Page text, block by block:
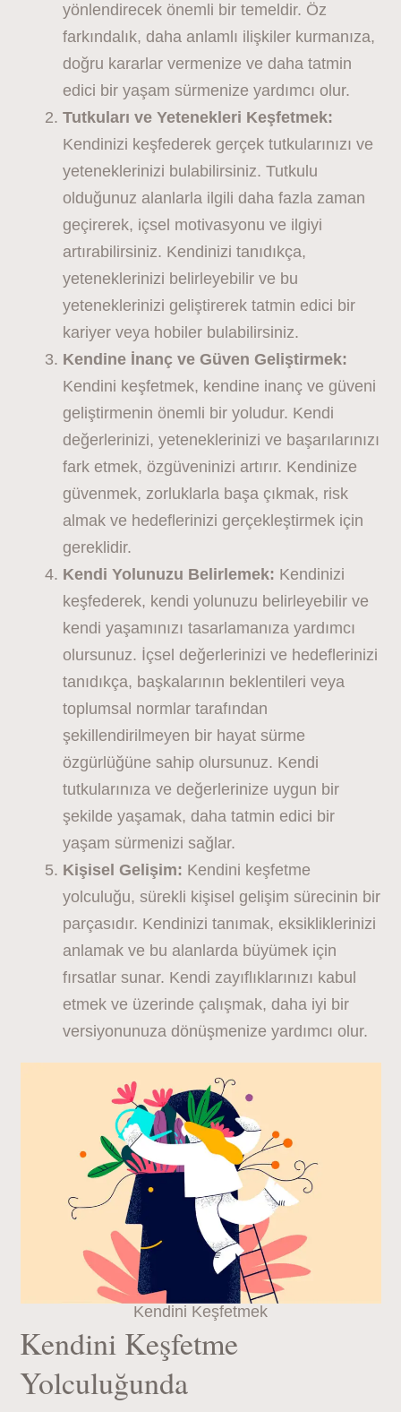
yönlendirecek önemli bir temeldir. Öz
farkındalık, daha anlamlı ilişkiler kurmanıza,
doğru kararlar vermenize ve daha tatmin
edici bir yaşam sürmenize yardımcı olur.
Tutkuları ve Yetenekleri Keşfetmek:
Kendinizi keşfederek gerçek tutkularınızı ve
yeteneklerinizi bulabilirsiniz. Tutkulu
olduğunuz alanlarla ilgili daha fazla zaman
geçirerek, içsel motivasyonu ve ilgiyi
artırabilirsiniz. Kendinizi tanıdıkça,
yeteneklerinizi belirleyebilir ve bu
yeteneklerinizi geliştirerek tatmin edici bir
kariyer veya hobiler bulabilirsiniz.
Kendine İnanç ve Güven Geliştirmek:
Kendini keşfetmek, kendine inanç ve güveni
geliştirmenin önemli bir yoludur. Kendi
değerlerinizi, yeteneklerinizi ve başarılarınızı
fark etmek, özgüveninizi artırır. Kendinize
güvenmek, zorluklarla başa çıkmak, risk
almak ve hedeflerinizi gerçekleştirmek için
gereklidir.
Kendi Yolunuzu Belirlemek: Kendinizi
keşfederek, kendi yolunuzu belirleyebilir ve
kendi yaşamınızı tasarlamanıza yardımcı
olursunuz. İçsel değerlerinizi ve hedeflerinizi
tanıdıkça, başkalarının beklentileri veya
toplumsal normlar tarafından
şekillendirilmeyen bir hayat sürme
özgürlüğüne sahip olursunuz. Kendi
tutkularınıza ve değerlerinize uygun bir
şekilde yaşamak, daha tatmin edici bir
yaşam sürmenizi sağlar.
Kişisel Gelişim: Kendini keşfetme
yolculuğu, sürekli kişisel gelişim sürecinin bir
parçasıdır. Kendinizi tanımak, eksikliklerinizi
anlamak ve bu alanlarda büyümek için
fırsatlar sunar. Kendi zayıflıklarınızı kabul
etmek ve üzerinde çalışmak, daha iyi bir
versiyonunuza dönüşmenize yardımcı olur.
Kendini Keşfetmek
Kendini Keşfetme
Yolculuğunda